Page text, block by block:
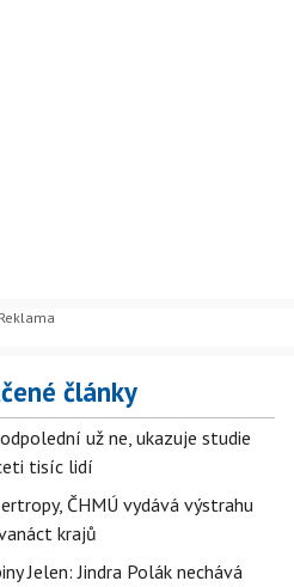
články
už ne, ukazuje studie
tisíc lidí
ČHMÚ vydává výstrahu
krajů
Jelen: Jindra Polák nechává